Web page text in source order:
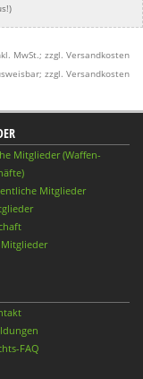
MwSt.; zzgl. Versandkosten
zzgl. Versandkosten
Mitglieder (Waffen-
Mitglieder
FAQ